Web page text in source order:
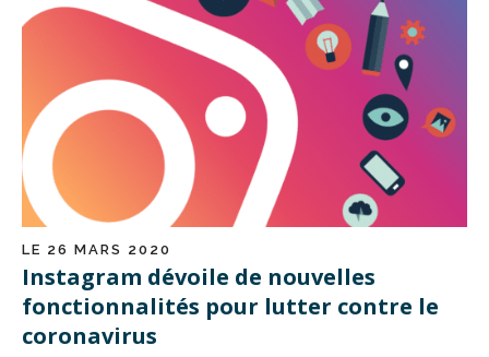
LE 26 MARS 2020
Instagram dévoile de nouvelles
fonctionnalités pour lutter contre le
coronavirus